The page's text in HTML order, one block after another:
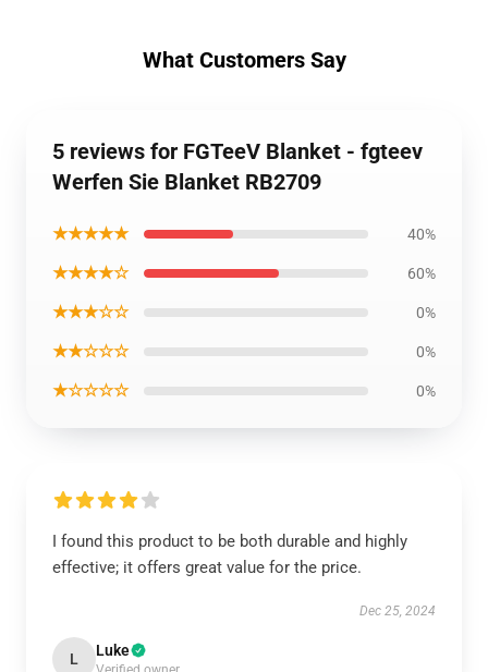
What Customers Say
5 reviews for FGTeeV Blanket - fgteev
Werfen Sie Blanket RB2709
★★★★★ 40%
★★★★☆ 60%
★★★☆☆ 0%
★★☆☆☆ 0%
★☆☆☆☆ 0%
I found this product to be both durable and highly
effective; it offers great value for the price.
Dec 25, 2024
L Luke